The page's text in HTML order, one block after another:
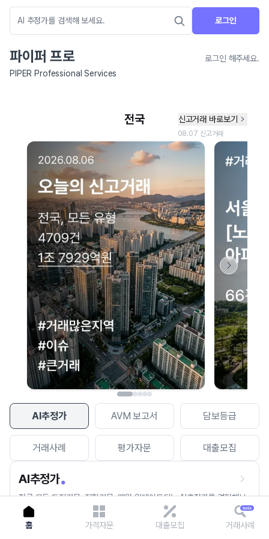
로그인
파이퍼 프로
로그인 해주세요.
PIPER Professional Services
AI추정가 AVM 보고서 담보등급
거래사례 평가자문 대출모집
AI추정가
전국 모든 토지건물, 집합건물, 매월 업데이트되는 AI추정가를 경험해보
세요.
네이버 지도 연결 안내
현재 네이버 지도 연결이 원활하지 않아 지도를 불러올 수 없습니다.
이용에 불편을 드려 죄송합니다.
다시 시도
홈 가격자문 대출모집 거래사례